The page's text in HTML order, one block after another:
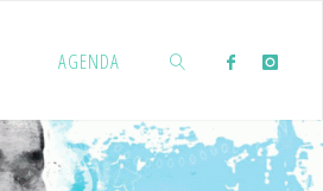
AGENDA
ZOEKEN